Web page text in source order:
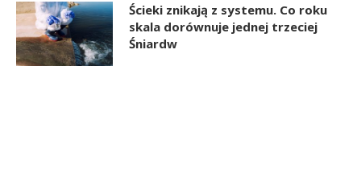
Ścieki znikają z systemu. Co roku
skala dorównuje jednej trzeciej
Śniardw